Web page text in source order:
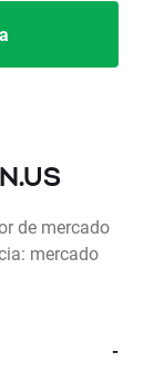
de mercado
mercado
-